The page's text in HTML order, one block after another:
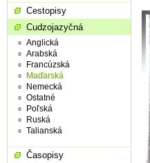
Cestopisy
Cudzojazyčná
Anglická
Arabská
Francúzská
Maďarská
Nemecká
Ostatné
Poľská
Ruská
Talianská
Časopisy